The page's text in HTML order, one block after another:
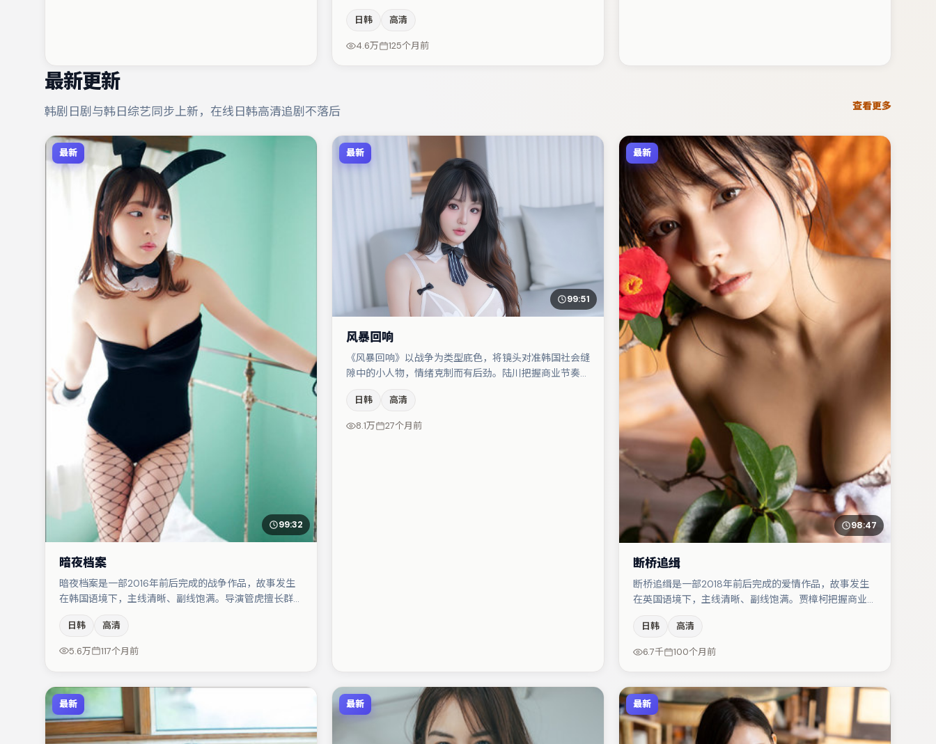
当。廖凡与大鹏的对手戏构成全片情感锚点，肖央则以细
节塑造推动谜题层层揭开。整体完成度较高，适合周末一
口气追完。
日韩 高清
4.6万 125个月前
最新更新
韩剧日剧与韩日综艺同步上新，在线日韩高清追剧不落后 查看更多
最新
99:32
暗夜档案
暗夜档案是一部2016年前后完成的战争作品，故事发生
在韩国语境下，主线清晰、副线饱满。导演管虎擅长群戏
与周冬雨的对手戏构成全片情感锚点，沈腾则以细节塑造
推动谜题层层揭开。节奏紧凑、反转有度，值得列入片
日韩 高清
5.6万 117个月前
最新
99:51
风暴回响
《风暴回响》以战争为类型底色，将镜头对准韩国社会缝
隙中的小人物，情绪克制而有后劲。陆川把握商业节奏的
在片中承担叙事驱动，金高银、谭卓分别提供反差与喜
剧/悬疑调剂（视场次而定）。整体完成度较高，适合周
末一口气追完。
日韩 高清
8.1万 27个月前
最新
98:47
断桥追缉
断桥追缉是一部2018年前后完成的爱情作品，故事发生
在英国语境下，主线清晰、副线饱满。贾樟柯把握商业节
沈腾在片中承担叙事驱动，菅田将晖、白宇分别提供反差
与喜剧/悬疑调剂（视场次而定）。节奏紧凑、反转有
度，值得列入片单。
日韩 高清
6.7千 100个月前
最新 最新 最新